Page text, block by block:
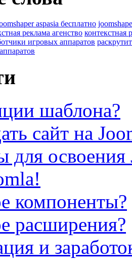
aspasia бесплатно
реклама агенство контекстная
игровых аппаратов
шаблона?
сайт на
для освоения
компоненты?
расширения?
и